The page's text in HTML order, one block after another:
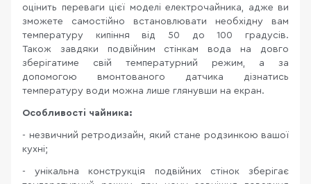
оцінить переваги цієї моделі електрочайника, адже ви
зможете самостійно встановлювати необхідну вам
температуру кипіння від 50 до 100 градусів.
Також завдяки подвійним стінкам вода на довго
зберігатиме свій температурний режим, а за
допомогою вмонтованого датчика дізнатись
температуру води можна лише глянувши на екран.
Особливості чайника:
- незвичний ретродизайн, який стане родзинкою вашої
кухні;
- унікальна конструкція подвійних стінок зберігає